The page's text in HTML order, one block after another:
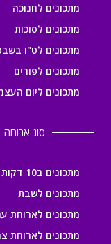
מתכונים לחנוכה
מתכונים לסוכות
מתכונים לט"ו
מתכונים לפורים
מתכונים ליום
סוג ארוחה
מתכונים ב10 דקות
מתכונים לשבת
מתכונים לארוחת
מתכונים לארוחת